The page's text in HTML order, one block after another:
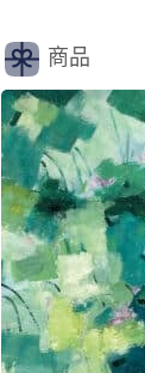
商品
原
始
價
格
：
N
T
$
8
0
。
前
價
格
：
N
T
1
3
5
。